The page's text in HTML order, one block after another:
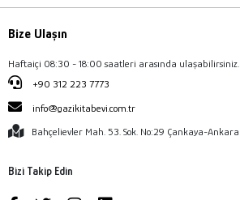
Bize Ulaşın
Haftaiçi 08:30 - 18:00 saatleri arasında ulaşabilirsiniz.
+90 312 223 7773
info@gazikitabevi.com.tr
Bahçelievler Mah. 53. Sok. No:29 Çankaya-Ankara
Bizi Takip Edin